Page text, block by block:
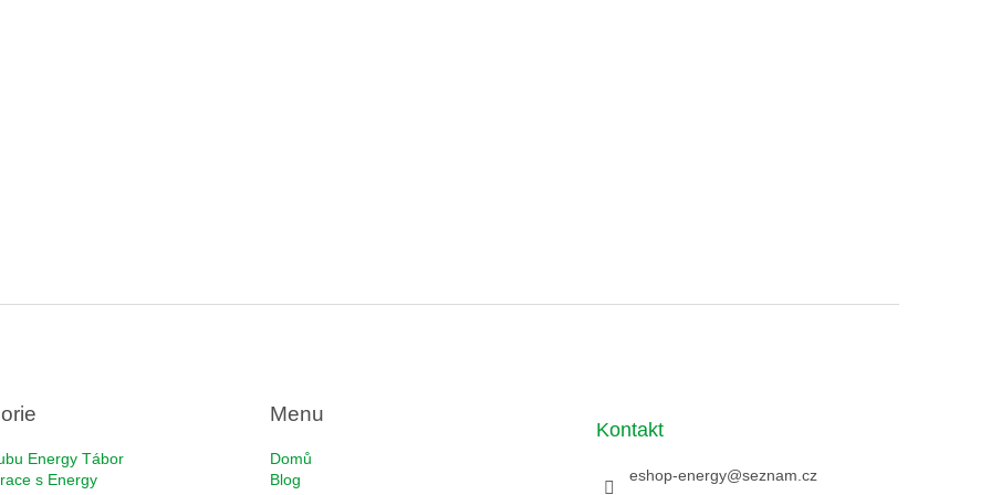
Energy Tábor
s Energy
Menu
Domů
Blog
Kontakt
eshop-energy@seznam.cz